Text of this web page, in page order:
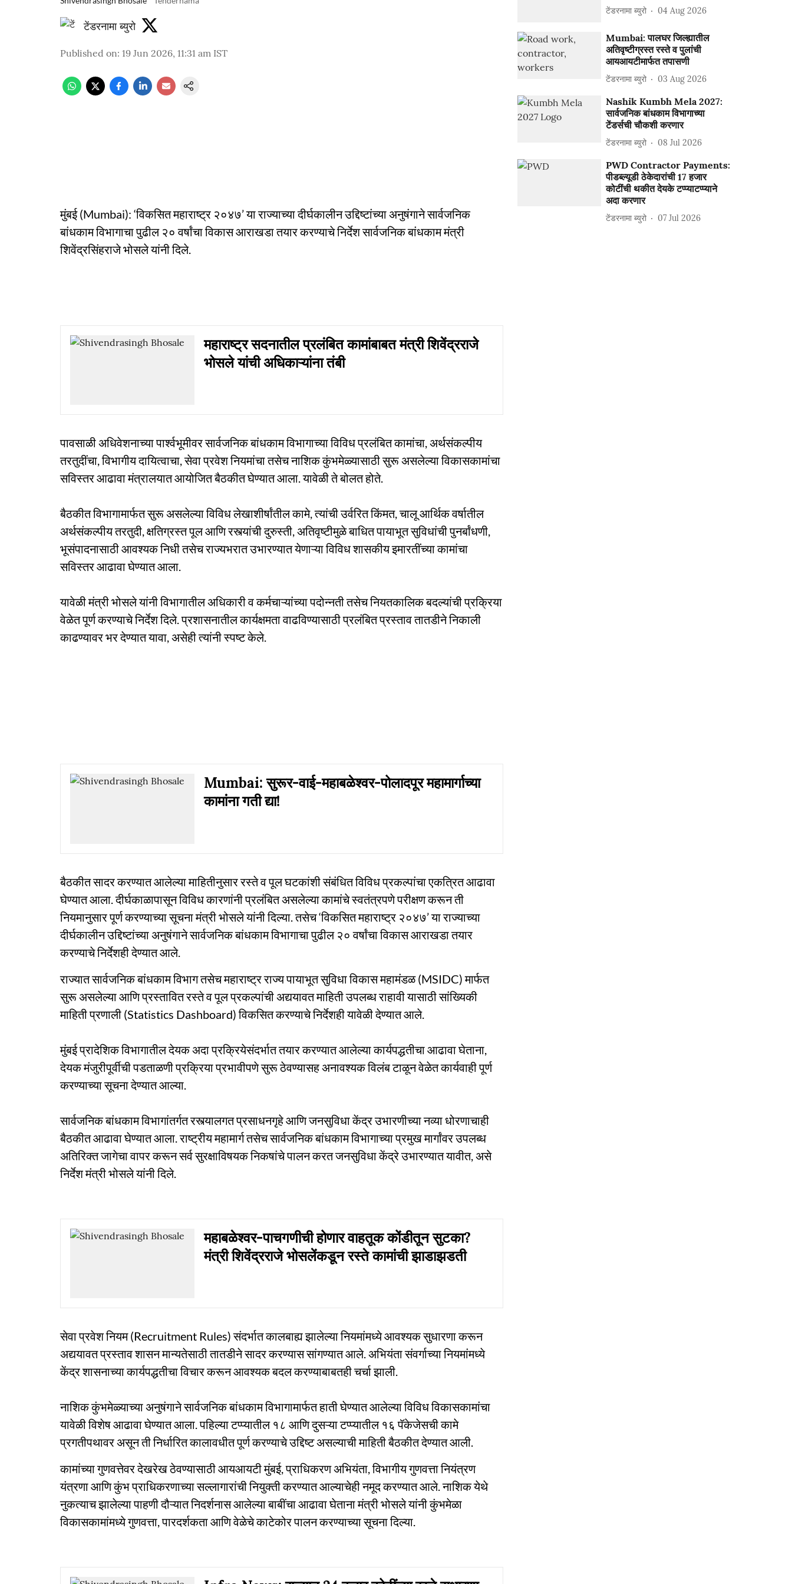
टेंडरनामा ब्युरो
Published on: 19 Jun 2026, 11:31 am IST
मुंबई (Mumbai): ‘विकसित महाराष्ट्र २०४७’ या राज्याच्या दीर्घकालीन उद्दिष्टांच्या अनुषंगाने सार्वजनिक
बांधकाम विभागाचा पुढील २० वर्षांचा विकास आराखडा तयार करण्याचे निर्देश सार्वजनिक बांधकाम मंत्री
शिवेंद्रसिंहराजे भोसले यांनी दिले.
महाराष्ट्र सदनातील प्रलंबित कामांबाबत मंत्री शिवेंद्रराजे
भोसले यांची अधिकाऱ्यांना तंबी
पावसाळी अधिवेशनाच्या पार्श्वभूमीवर सार्वजनिक बांधकाम विभागाच्या विविध प्रलंबित कामांचा, अर्थसंकल्पीय
तरतुदींचा, विभागीय दायित्वाचा, सेवा प्रवेश नियमांचा तसेच नाशिक कुंभमेळ्यासाठी सुरू असलेल्या विकासकामांचा
सविस्तर आढावा मंत्रालयात आयोजित बैठकीत घेण्यात आला. यावेळी ते बोलत होते.
बैठकीत विभागामार्फत सुरू असलेल्या विविध लेखाशीर्षांतील कामे, त्यांची उर्वरित किंमत, चालू आर्थिक वर्षातील
अर्थसंकल्पीय तरतुदी, क्षतिग्रस्त पूल आणि रस्त्यांची दुरुस्ती, अतिवृष्टीमुळे बाधित पायाभूत सुविधांची पुनर्बांधणी,
भूसंपादनासाठी आवश्यक निधी तसेच राज्यभरात उभारण्यात येणाऱ्या विविध शासकीय इमारतींच्या कामांचा
सविस्तर आढावा घेण्यात आला.
यावेळी मंत्री भोसले यांनी विभागातील अधिकारी व कर्मचाऱ्यांच्या पदोन्नती तसेच नियतकालिक बदल्यांची प्रक्रिया
वेळेत पूर्ण करण्याचे निर्देश दिले. प्रशासनातील कार्यक्षमता वाढविण्यासाठी प्रलंबित प्रस्ताव तातडीने निकाली
काढण्यावर भर देण्यात यावा, असेही त्यांनी स्पष्ट केले.
Mumbai: सुरूर-वाई-महाबळेश्वर-पोलादपूर महामार्गाच्या
कामांना गती द्या!
बैठकीत सादर करण्यात आलेल्या माहितीनुसार रस्ते व पूल घटकांशी संबंधित विविध प्रकल्पांचा एकत्रित आढावा
घेण्यात आला. दीर्घकाळापासून विविध कारणांनी प्रलंबित असलेल्या कामांचे स्वतंत्रपणे परीक्षण करून ती
नियमानुसार पूर्ण करण्याच्या सूचना मंत्री भोसले यांनी दिल्या. तसेच ‘विकसित महाराष्ट्र २०४७’ या राज्याच्या
दीर्घकालीन उद्दिष्टांच्या अनुषंगाने सार्वजनिक बांधकाम विभागाचा पुढील २० वर्षांचा विकास आराखडा तयार
करण्याचे निर्देशही देण्यात आले.
राज्यात सार्वजनिक बांधकाम विभाग तसेच महाराष्ट्र राज्य पायाभूत सुविधा विकास महामंडळ (MSIDC) मार्फत
सुरू असलेल्या आणि प्रस्तावित रस्ते व पूल प्रकल्पांची अद्ययावत माहिती उपलब्ध राहावी यासाठी सांख्यिकी
माहिती प्रणाली (Statistics Dashboard) विकसित करण्याचे निर्देशही यावेळी देण्यात आले.
मुंबई प्रादेशिक विभागातील देयक अदा प्रक्रियेसंदर्भात तयार करण्यात आलेल्या कार्यपद्धतीचा आढावा घेताना,
देयक मंजुरीपूर्वीची पडताळणी प्रक्रिया प्रभावीपणे सुरू ठेवण्यासह अनावश्यक विलंब टाळून वेळेत कार्यवाही पूर्ण
करण्याच्या सूचना देण्यात आल्या.
सार्वजनिक बांधकाम विभागांतर्गत रस्त्यालगत प्रसाधनगृहे आणि जनसुविधा केंद्र उभारणीच्या नव्या धोरणाचाही
बैठकीत आढावा घेण्यात आला. राष्ट्रीय महामार्ग तसेच सार्वजनिक बांधकाम विभागाच्या प्रमुख मार्गांवर उपलब्ध
अतिरिक्त जागेचा वापर करून सर्व सुरक्षाविषयक निकषांचे पालन करत जनसुविधा केंद्रे उभारण्यात यावीत, असे
निर्देश मंत्री भोसले यांनी दिले.
महाबळेश्वर-पाचगणीची होणार वाहतूक कोंडीतून सुटका?
मंत्री शिवेंद्रराजे भोसलेंकडून रस्ते कामांची झाडाझडती
सेवा प्रवेश नियम (Recruitment Rules) संदर्भात कालबाह्य झालेल्या नियमांमध्ये आवश्यक सुधारणा करून
अद्ययावत प्रस्ताव शासन मान्यतेसाठी तातडीने सादर करण्यास सांगण्यात आले. अभियंता संवर्गाच्या नियमांमध्ये
केंद्र शासनाच्या कार्यपद्धतीचा विचार करून आवश्यक बदल करण्याबाबतही चर्चा झाली.
नाशिक कुंभमेळ्याच्या अनुषंगाने सार्वजनिक बांधकाम विभागामार्फत हाती घेण्यात आलेल्या विविध विकासकामांचा
यावेळी विशेष आढावा घेण्यात आला. पहिल्या टप्प्यातील १८ आणि दुसऱ्या टप्प्यातील १६ पॅकेजेसची कामे
प्रगतीपथावर असून ती निर्धारित कालावधीत पूर्ण करण्याचे उद्दिष्ट असल्याची माहिती बैठकीत देण्यात आली.
कामांच्या गुणवत्तेवर देखरेख ठेवण्यासाठी आयआयटी मुंबई, प्राधिकरण अभियंता, विभागीय गुणवत्ता नियंत्रण
यंत्रणा आणि कुंभ प्राधिकरणाच्या सल्लागारांची नियुक्ती करण्यात आल्याचेही नमूद करण्यात आले. नाशिक येथे
नुकत्याच झालेल्या पाहणी दौऱ्यात निदर्शनास आलेल्या बाबींचा आढावा घेताना मंत्री भोसले यांनी कुंभमेळा
विकासकामांमध्ये गुणवत्ता, पारदर्शकता आणि वेळेचे काटेकोर पालन करण्याच्या सूचना दिल्या.
टेंडरनामा ब्युरो 04 Aug 2026
Mumbai: पालघर जिल्ह्यातील
अतिवृष्टीग्रस्त रस्ते व पुलांची
आयआयटीमार्फत तपासणी
टेंडरनामा ब्युरो 03 Aug 2026
Nashik Kumbh Mela 2027:
सार्वजनिक बांधकाम विभागाच्या
टेंडर्सची चौकशी करणार
टेंडरनामा ब्युरो 08 Jul 2026
PWD Contractor Payments:
पीडब्ल्यूडी ठेकेदारांची 17 हजार
कोटींची थकीत देयके टप्प्याटप्प्याने
अदा करणार
टेंडरनामा ब्युरो 07 Jul 2026